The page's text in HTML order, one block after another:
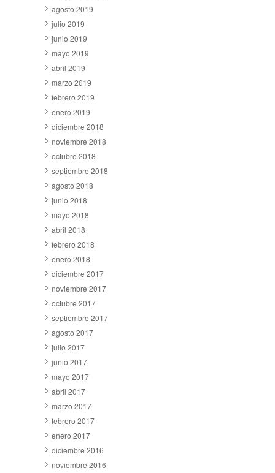
agosto 2019
julio 2019
junio 2019
mayo 2019
abril 2019
marzo 2019
febrero 2019
enero 2019
diciembre 2018
noviembre 2018
octubre 2018
septiembre 2018
agosto 2018
junio 2018
mayo 2018
abril 2018
febrero 2018
enero 2018
diciembre 2017
noviembre 2017
octubre 2017
septiembre 2017
agosto 2017
julio 2017
junio 2017
mayo 2017
abril 2017
marzo 2017
febrero 2017
enero 2017
diciembre 2016
noviembre 2016